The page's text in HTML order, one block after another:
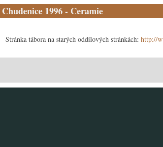
navigace
Chudenice 1996 - Ceramie
Stránka tábora na starých oddílových stránkách: http://